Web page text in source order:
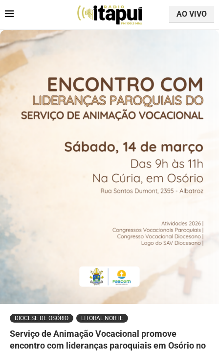
AO VIVO
DIOCESE DE OSÓRIO LITORAL NORTE
Serviço de Animação Vocacional promove
encontro com lideranças paroquiais em Osório no